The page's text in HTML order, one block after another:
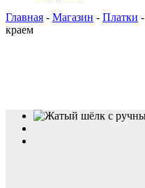
Главная - Магазин - Платки -
краем